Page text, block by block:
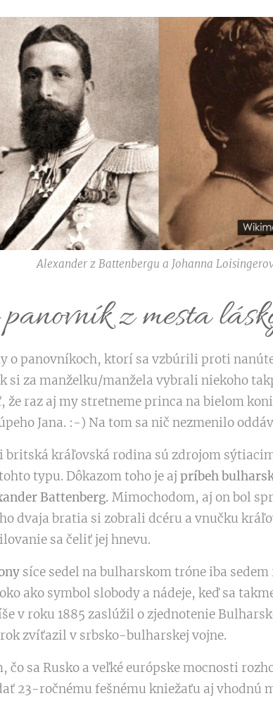
Alexander z Battenbergu a Johanna
z mesta
o panovníkoch, ktorí sa vzbúrili proti
si za manželku/manžela vybrali niekoho
že raz aj my stretneme princa na bielom
Jana. :-) Na tom sa nič nezmenilo
britská kráľovská rodina sú zdrojom
typu. Dôkazom toho je aj príbeh
Battenberg. Mimochodom, aj on bol
dvaja bratia si zobrali dcéru a vnučku
sa čeliť jej hnevu.
síce sedel na bulharskom tróne iba
ako symbol slobody a nádeje, keď sa
v roku 1885 zaslúžil o zjednotenie
zvíťazil v srbsko-bulharskej vojne.
čo sa Rusko a veľké európske mocnosti
23-ročnému fešnému kniežaťu aj vhodnú